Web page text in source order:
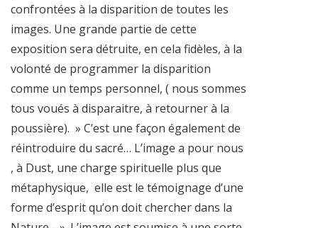
confrontées à la disparition de toutes les
images. Une grande partie de cette
exposition sera détruite, en cela fidèles, à la
volonté de programmer la disparition
comme un temps personnel, ( nous sommes
tous voués à disparaitre, à retourner à la
poussière). » C’est une façon également de
réintroduire du sacré… L’image a pour nous
, à Dust, une charge spirituelle plus que
métaphysique, elle est le témoignage d’une
forme d’esprit qu’on doit chercher dans la